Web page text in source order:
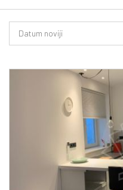
Datum noviji